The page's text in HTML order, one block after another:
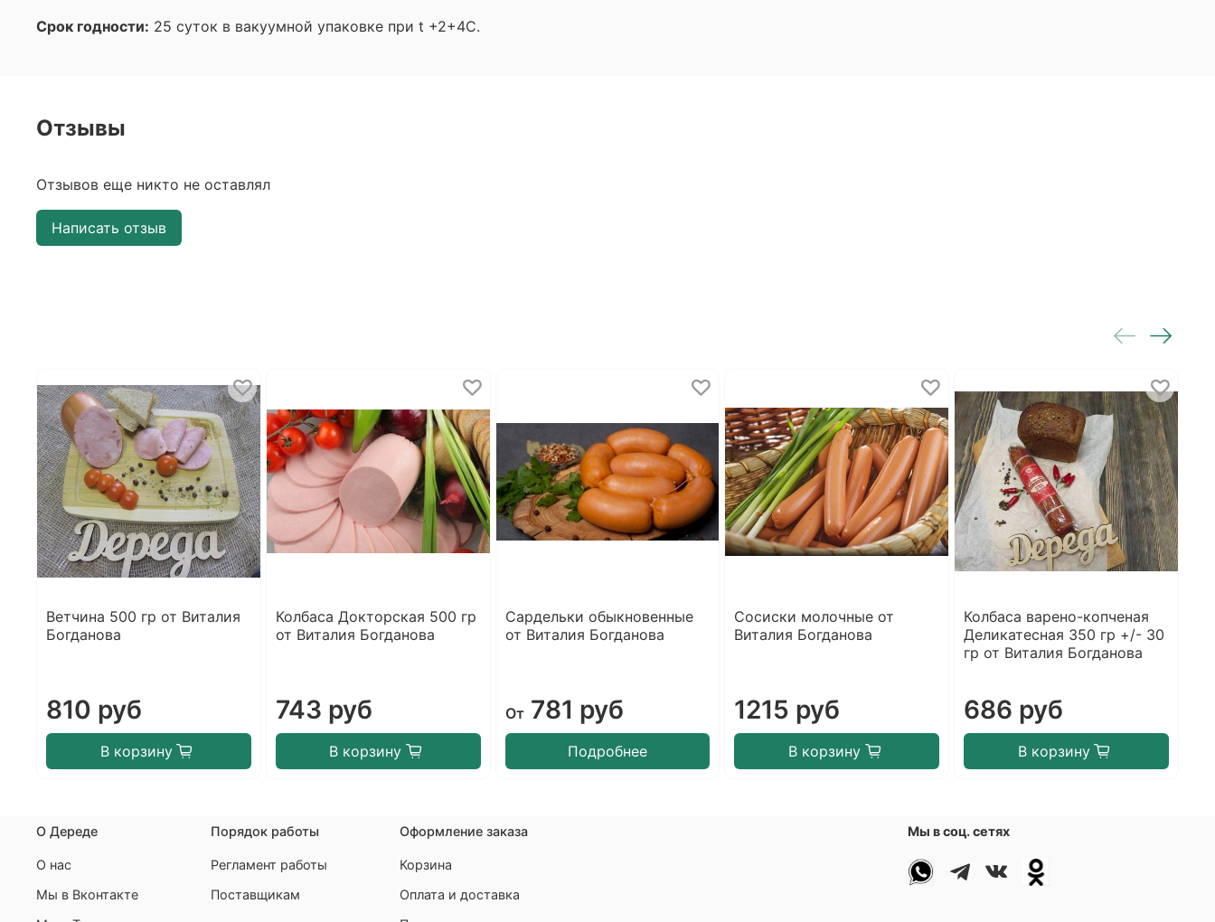
Срок годности: 25 суток в вакуумной упаковке при t +2+4C.
Отзывы
Отзывов еще никто не оставлял
Написать отзыв
Ветчина 500 гр от Виталия
Богданова
810 руб
В корзину
Колбаса Докторская 500 гр
от Виталия Богданова
743 руб
В корзину
Сардельки обыкновенные
от Виталия Богданова
От781 руб
Подробнее
Сосиски молочные от
Виталия Богданова
1215 руб
В корзину
Колбаса варено-копченая
Деликатесная 350 гр +/- 30
гр от Виталия Богданова
686 руб
В корзину
О Дереде
О нас
Мы в Вконтакте
Порядок работы
Регламент работы
Поставщикам
Оформление заказа
Корзина
Оплата и доставка
Мы в соц. сетях